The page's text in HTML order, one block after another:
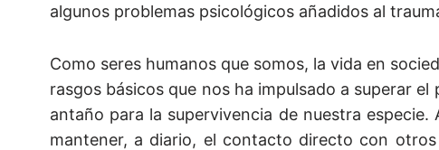
algunos problemas psicológicos añadidos al
Como seres humanos que somos, la vida en
rasgos básicos que nos ha impulsado a superar
antaño para la supervivencia de nuestra
mantener, a diario, el contacto directo con